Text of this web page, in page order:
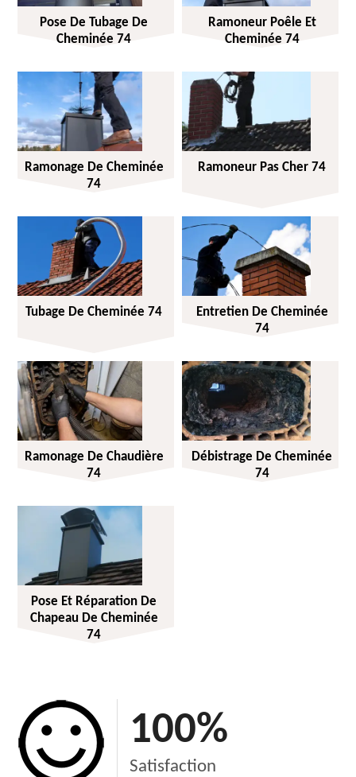
Pose De Tubage De
Cheminée 74
Ramoneur Poêle Et
Cheminée 74
Ramonage De Cheminée
74
Ramoneur Pas Cher 74
Tubage De Cheminée 74
Entretien De Cheminée
74
Ramonage De Chaudière
74
Débistrage De Cheminée
74
Pose Et Réparation De
Chapeau De Cheminée
74
100%
Satisfaction